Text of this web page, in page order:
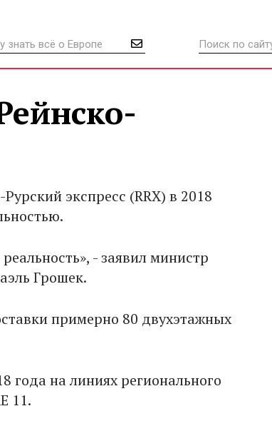
экспресс (RRX) в 2018
- заявил министр
Грошек.
примерно 80 двухэтажных
года на линиях регионального
11.